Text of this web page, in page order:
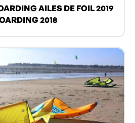
AILES DE FOIL 2019
2018